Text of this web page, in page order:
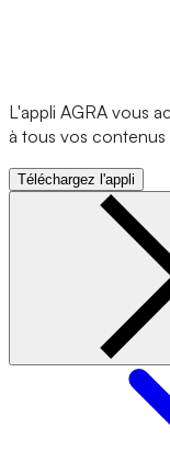
L'appli AGRA vous
à tous vos
Téléchargez l'appli